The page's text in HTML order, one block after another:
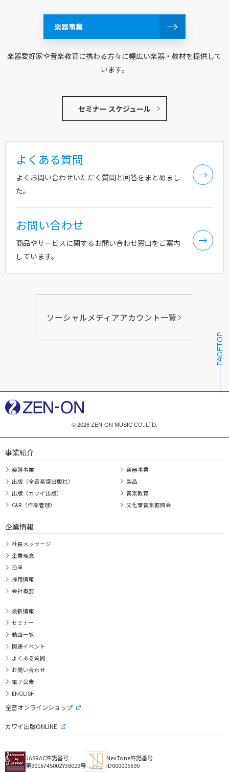
楽器事業
楽器愛好家や音楽教育に携わる方々に幅広い楽器・教材を提供して
います。
セミナー スケジュール
よくある質問
よくお問い合わせいただく質問と回答をまとめまし
た。
お問い合わせ
商品やサービスに関するお問い合わせ窓口をご案内
しています。
ソーシャルメディアアカウント一覧
PAGETOP
© 2026 ZEN-ON MUSIC CO.,LTD.
事業紹介
楽譜事業
出版（全音楽譜出版社）
出版（カワイ出版）
C&R（作品管理）
楽器事業
製品
音楽教育
文化箏音楽振興会
企業情報
社長メッセージ
企業理念
沿革
採用情報
会社概要
最新情報
セミナー
動画一覧
関連イベント
よくある質問
お問い合わせ
電子公告
ENGLISH
全音オンラインショップ
カワイ出版ONLINE
JASRAC許諾番号
第9016745002Y38029号
NexTone許諾番号
ID000005690